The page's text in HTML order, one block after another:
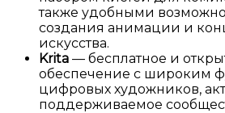
также удобными
создания анимации и
искусства.
Krita — бесплатное и
обеспечение с широким
цифровых художников,
поддерживаемое